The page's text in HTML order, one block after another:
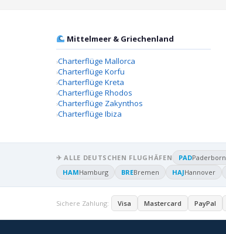
Mittelmeer & Griechenland
Charterflüge Mallorca
Charterflüge Korfu
Charterflüge Kreta
Charterflüge Rhodos
Charterflüge Zakynthos
Charterflüge Ibiza
✈ ALLE DEUTSCHEN FLUGHÄFEN PADPaderborn
HAMHamburg BREBremen HAJHannover
Sichere Zahlung: Visa Mastercard PayPal